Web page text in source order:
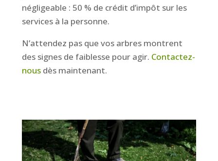
négligeable : 50 % de crédit d’impôt sur les
services à la personne.
N’attendez pas que vos arbres montrent
des signes de faiblesse pour agir. Contactez-
nousdès maintenant.